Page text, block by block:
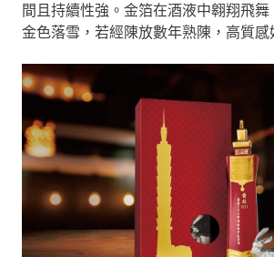
間且持續性強。金箔在酒液中翱翔飛
金色落雪，若經陳放數年熟陳，高質感